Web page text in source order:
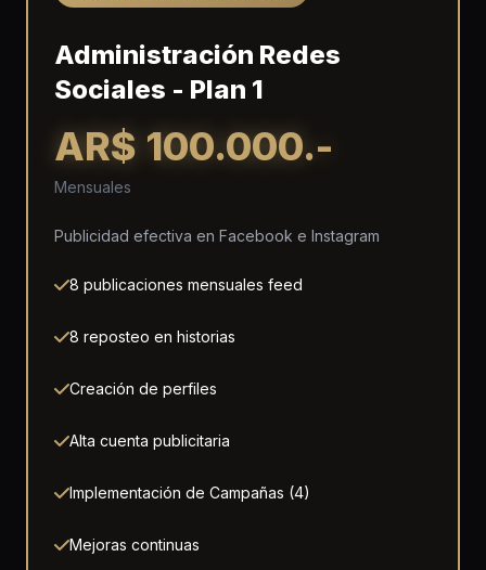
Administración Redes
Sociales - Plan 1
AR$ 100.000.-
Mensuales
Publicidad efectiva en Facebook e Instagram
8 publicaciones mensuales feed
8 reposteo en historias
Creación de perfiles
Alta cuenta publicitaria
Implementación de Campañas (4)
Mejoras continuas